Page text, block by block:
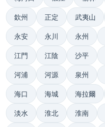
欽州 正定 武夷山
永安 永川 永州
江門 江陰 沙平
河浦 河源 泉州
海口 海城 海拉爾
淡水 淮北 淮南